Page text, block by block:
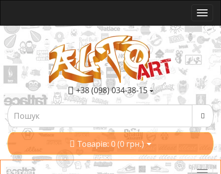
+38 (098) 034-38-15
Товарів: 0 (0 грн.)